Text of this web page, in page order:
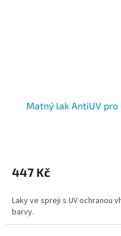
Matný lak AntiUV
447 Kč
Laky ve spreji s UV ochranou
barvy.